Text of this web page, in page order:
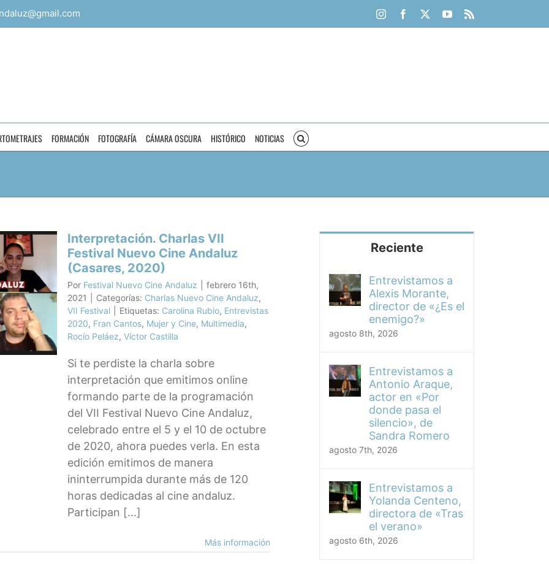
InstagramFacebook YouTube
FORMACIÓN FOTOGRAFÍA CÁMARA OSCURA HISTÓRICO NOTICIAS
Interpretación. Charlas VII
Festival Nuevo Cine Andaluz
(Casares, 2020)
Por Festival Nuevo Cine Andaluz
febrero 16th,
2021
Categorías: Charlas Nuevo Cine Andaluz,
VII Festival
Etiquetas: Carolina Rubio, Entrevistas
2020, Fran Cantos, Mujer y Cine, Multimedia,
Rocío Peláez, Víctor Castilla
Si te perdiste la charla sobre
interpretación que emitimos online
formando parte de la programación
del VII Festival Nuevo Cine Andaluz,
celebrado entre el 5 y el 10 de octubre
de 2020, ahora puedes verla. En esta
edición emitimos de manera
ininterrumpida durante más de 120
horas dedicadas al cine andaluz.
Participan [...]
Más información
Reciente
Entrevistamos a
Alexis Morante,
director de «¿Es el
enemigo?»
agosto 8th, 2026
Entrevistamos a
Antonio Araque,
actor en «Por
donde pasa el
silencio», de
Sandra Romero
agosto 7th, 2026
Entrevistamos a
Yolanda Centeno,
directora de «Tras
el verano»
agosto 6th, 2026